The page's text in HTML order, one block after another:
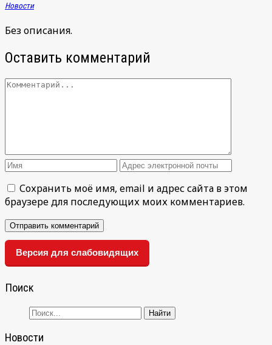
Новости
Без описания.
Оставить комментарий
Сохранить моё имя, email и адрес сайта в этом
браузере для последующих моих комментариев.
Версия для слабовидящих
Поиск
Новости